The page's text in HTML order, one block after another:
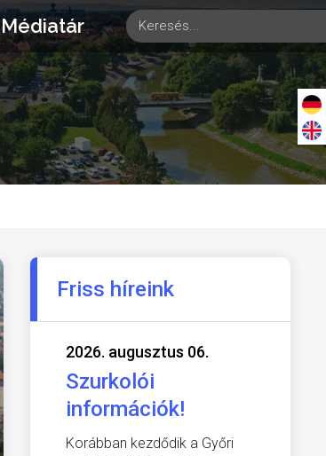
Médiatár
Friss híreink
2026. augusztus 06.
Szurkolói
információk!
Korábban kezdődik a Győri